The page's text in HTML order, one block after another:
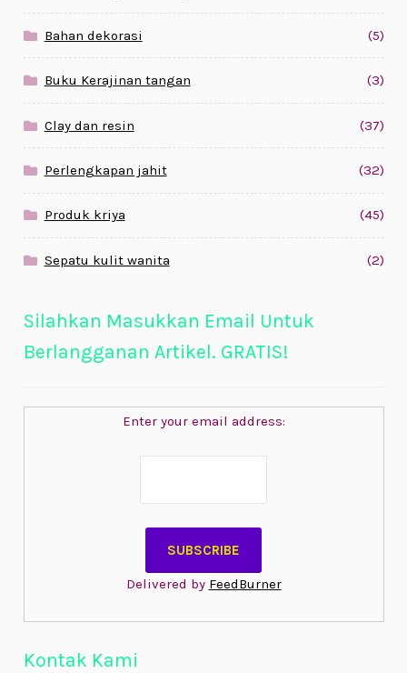
Bahan dekorasi (5)
Buku Kerajinan tangan (3)
Clay dan resin (37)
Perlengkapan jahit (32)
Produk kriya (45)
Sepatu kulit wanita (2)
Silahkan Masukkan Email Untuk
Berlangganan Artikel. GRATIS!
Enter your email address:
Delivered by FeedBurner
Kontak Kami